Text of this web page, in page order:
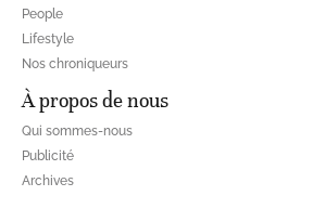
People
Lifestyle
Nos chroniqueurs
À propos de nous
Qui sommes-nous
Publicité
Archives